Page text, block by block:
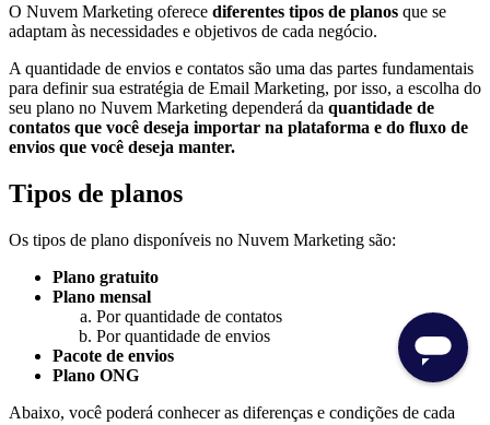
O Nuvem Marketing oferece diferentes tipos de planos que se
adaptam às necessidades e objetivos de cada negócio.
A quantidade de envios e contatos são uma das partes fundamentais
para definir sua estratégia de Email Marketing, por isso, a escolha do
seu plano no Nuvem Marketing dependerá da quantidade de
contatos que você deseja importar na plataforma e do fluxo de
envios que você deseja manter.
Tipos de planos
Os tipos de plano disponíveis no Nuvem Marketing são:
Plano gratuito
Plano mensal
Por quantidade de contatos
Por quantidade de envios
Pacote de envios
Plano ONG
Abaixo, você poderá conhecer as diferenças e condições de cada